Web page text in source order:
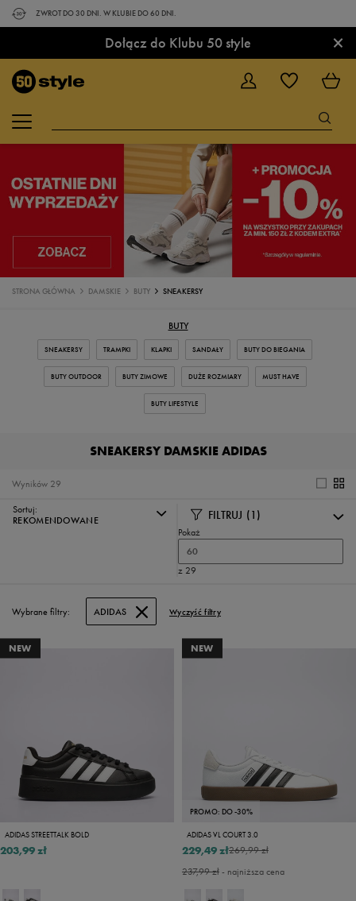
ZWROT DO 30 DNI. W KLUBIE DO 60 DNI.
Dołącz do Klubu 50 style ×
STRONA GŁÓWNA DAMSKIE BUTY SNEAKERSY
BUTY
SNEAKERSY TRAMPKI KLAPKI SANDAŁY BUTY DO BIEGANIA
BUTY OUTDOOR BUTY ZIMOWE DUŻE ROZMIARY MUST HAVE
BUTY LIFESTYLE
SNEAKERSY DAMSKIE ADIDAS
29
Wyników
Sortuj:
REKOMENDOWANE
FILTRUJ (1)
Pokaż
60
z 29
Wybrane filtry: ADIDAS Wyczyść filtry
NEW
ADIDAS STREETTALK BOLD
203,99 zł
NEW
PROMO: DO -30%
ADIDAS VL COURT 3.0
269,99 zł
229,49 zł
237,99 zł- najniższa cena